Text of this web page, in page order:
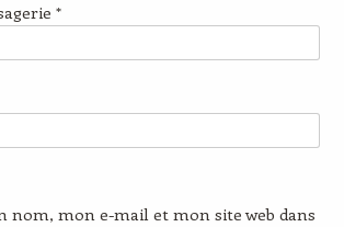
*
nom, mon e-mail et mon site web dans